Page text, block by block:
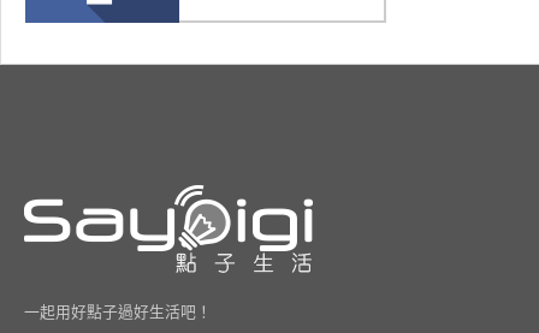
一起用好點子過好生活吧！